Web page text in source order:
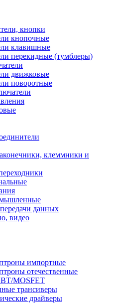
кнопки
кнопочные
клавишные
перекидные (тумблеры)
движковые
поворотные
клеммники и
данных
видео
импортные
отечественные
MOSFET
трансиверы
драйверы